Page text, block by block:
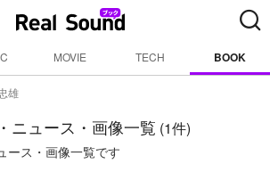
MOVIE TECH BOOK
雄
ニュース・画像一覧 (1件)
ース・画像一覧です